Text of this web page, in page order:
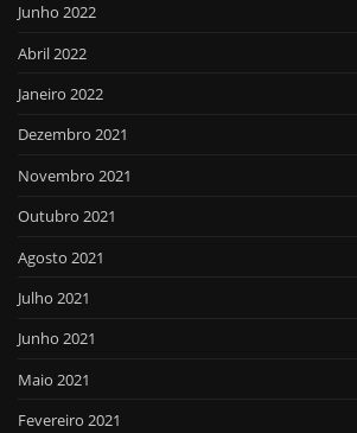
Junho 2022
Abril 2022
Janeiro 2022
Dezembro 2021
Novembro 2021
Outubro 2021
Agosto 2021
Julho 2021
Junho 2021
Maio 2021
Fevereiro 2021